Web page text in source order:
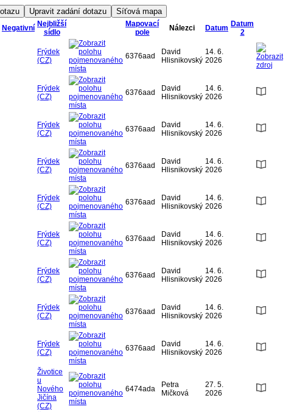
Negativní Nejbližší
sídlo
Mapovací
pole
Nálezci Datum Datum
2
Frýdek
(CZ)
6376aad
David
Hlisnikovský
14. 6.
2026
Frýdek
(CZ)
6376aad
David
Hlisnikovský
14. 6.
2026
Frýdek
(CZ)
6376aad
David
Hlisnikovský
14. 6.
2026
Frýdek
(CZ)
6376aad
David
Hlisnikovský
14. 6.
2026
Frýdek
(CZ)
6376aad
David
Hlisnikovský
14. 6.
2026
Frýdek
(CZ)
6376aad
David
Hlisnikovský
14. 6.
2026
Frýdek
(CZ)
6376aad
David
Hlisnikovský
14. 6.
2026
Frýdek
(CZ)
6376aad
David
Hlisnikovský
14. 6.
2026
Frýdek
(CZ)
6376aad
David
Hlisnikovský
14. 6.
2026
Životice
u
Nového
Jičína
(CZ)
6474ada
Petra
Mičková
27. 5.
2026